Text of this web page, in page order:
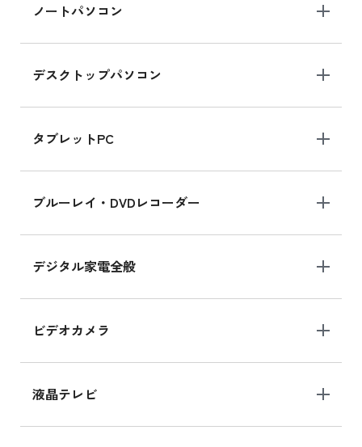
ノートパソコン
デスクトップパソコン
タブレットPC
ブルーレイ・DVDレコーダー
デジタル家電全般
ビデオカメラ
液晶テレビ
ら
iPad mini シリーズ 2024
iPad mini 8.3インチ の新品買取価格
iPhone 16 シリーズ
iPhone 16 の新品買取価格
iPad Air 11インチ シリーズ
iPad Air 11インチ の新品買取価格
iPhone 15 128GB シリーズ
iPhone 15 128GB の新品買取価格